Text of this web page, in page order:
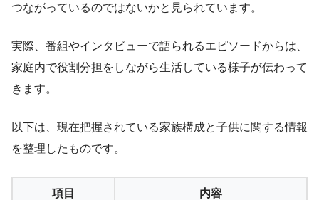
つながっているのではないかと見られています。
実際、番組やインタビューで語られるエピソードからは、
家庭内で役割分担をしながら生活している様子が伝わって
きます。
以下は、現在把握されている家族構成と子供に関する情報
を整理したものです。
項目 内容